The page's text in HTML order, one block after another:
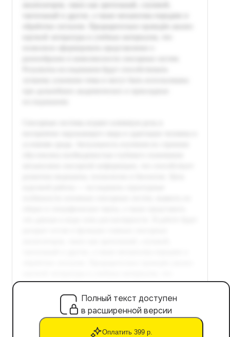
Полный текст доступен
в расширенной версии
Оплатить 399 р.